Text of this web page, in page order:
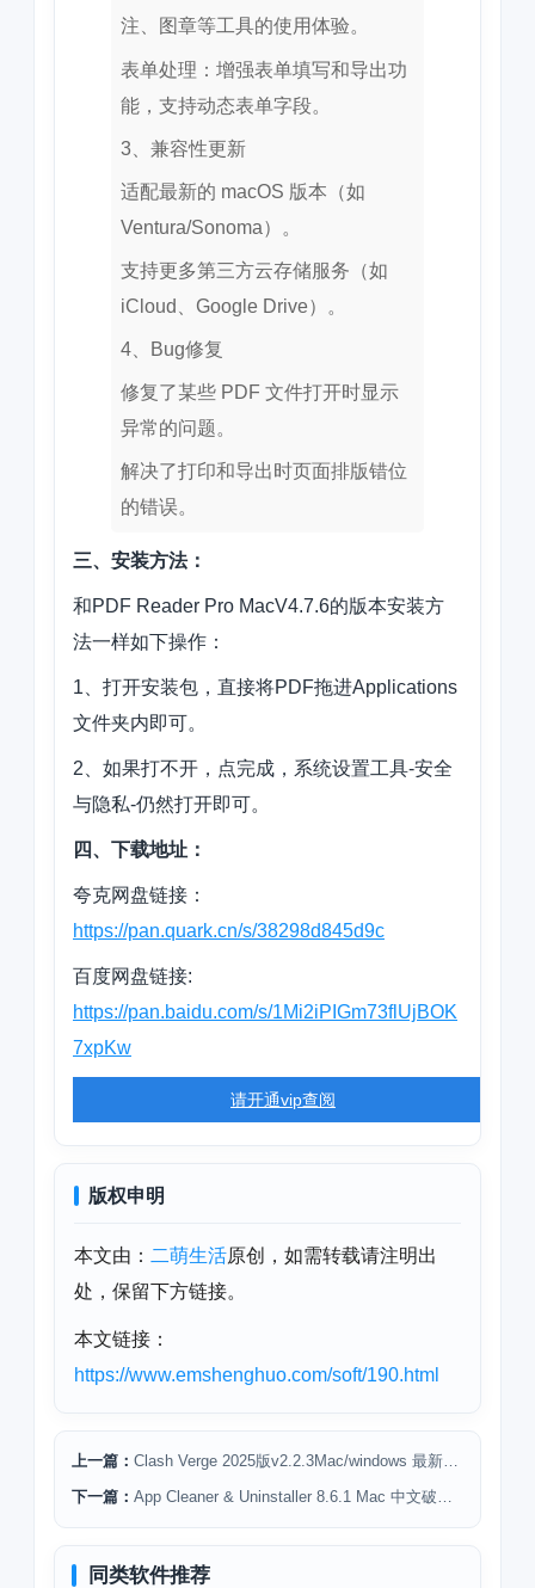
注、图章等工具的使用体验。
表单处理：增强表单填写和导出功
能，支持动态表单字段。
3、兼容性更新
适配最新的 macOS 版本（如
Ventura/Sonoma）。
支持更多第三方云存储服务（如
iCloud、Google Drive）。
4、Bug修复
修复了某些 PDF 文件打开时显示
异常的问题。
解决了打印和导出时页面排版错位
的错误。
三、安装方法：
和PDF Reader Pro MacV4.7.6的版本安装方
法一样如下操作：
1、打开安装包，直接将PDF拖进Applications
文件夹内即可。
2、如果打不开，点完成，系统设置工具-安全
与隐私-仍然打开即可。
四、下载地址：
夸克网盘链接：
https://pan.quark.cn/s/38298d845d9c
百度网盘链接:
https://pan.baidu.com/s/1Mi2iPIGm73flUjBOK
7xpKw
请开通vip查阅
版权申明
本文由： 二萌生活原创，如需转载请注明出
处，保留下方链接。
本文链接：
https://www.emshenghuo.com/soft/190.html
上一篇：
下一篇：
同类软件推荐